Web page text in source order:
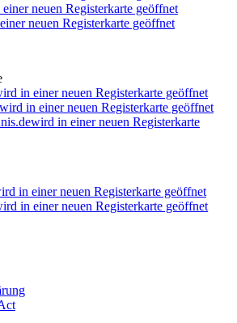
neuen Registerkarte geöffnet
neuen Registerkarte geöffnet
in einer neuen Registerkarte geöffnet
wird in einer neuen Registerkarte geöffnet
wird in einer neuen Registerkarte
in einer neuen Registerkarte geöffnet
in einer neuen Registerkarte geöffnet